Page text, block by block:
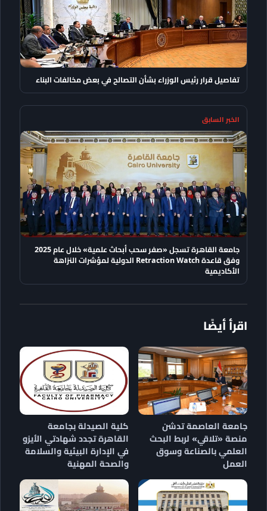
تفاصيل قرار رئيس الوزراء بشأن التصالح في بعض مخالفات البناء
الخبر السابق
جامعة القاهرة تسجل «صفر سحب أبحاث علمية» خلال عام 2025
وفق قاعدة Retraction Watch الدولية لمؤشرات النزاهة
الأكاديمية
اقرأ أيضًا
جامعة العاصمة تدشن
منصة «تلاقي» لربط البحث
العلمي بالصناعة وسوق
العمل
كلية الصيدلة بجامعة
القاهرة تجدد شهادتي الأيزو
في الإدارة البيئية والسلامة
والصحة المهنية